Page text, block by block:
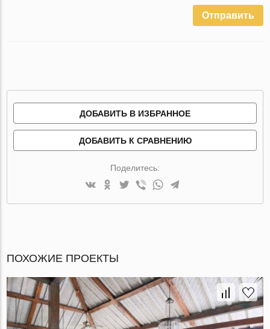
Отправить
ДОБАВИТЬ В ИЗБРАННОЕ
ДОБАВИТЬ К СРАВНЕНИЮ
Поделитесь:
ПОХОЖИЕ ПРОЕКТЫ